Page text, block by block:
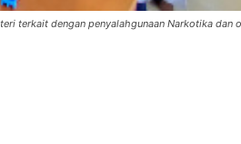
terkait dengan penyalahgunaan Narkotika dan